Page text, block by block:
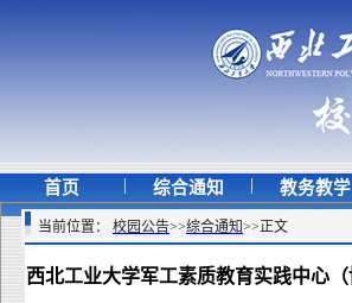
首页 | 综合通知 | 教务教学
当前位置： 校园公告>>综合通知>>正文
西北工业大学军工素质教育实践中心